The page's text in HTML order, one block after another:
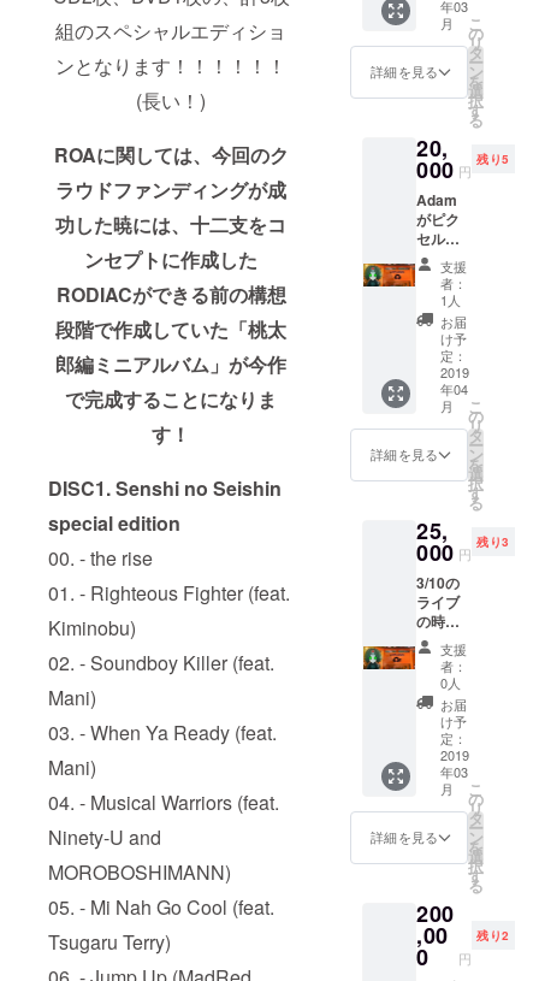
組のスペシャルエディショ
ンとなります！！！！！！
(長い！)
ROAに関しては、今回のク
ラウドファンディングが成
功した暁には、十二支をコ
ンセプトに作成した
RODIACができる前の構想
段階で作成していた「桃太
郎編ミニアルバム」が今作
で完成することになりま
す！
DISC1. Senshi no Seishin
special edition
00. - the rise
01. - Righteous Fighter (feat.
Kiminobu)
02. - Soundboy Killer (feat.
Mani)
03. - When Ya Ready (feat.
Mani)
04. - Musical Warriors (feat.
Ninety-U and
MOROBOSHIMANN)
05. - Mi Nah Go Cool (feat.
Tsugaru Terry)
を予定
してお
りま
す。 ※
東京観
光は
3月11日
午前
中〜夕
方にか
けて、
東京浅
草〜ス
カイツ
リーで
の東京
近郊を
予定し
ており
ます。
※東京観
光に帯
同する
際の飲
食代・
通費等
の付随
する全
ての費
用は支
援者負
担とな
ります
ことご
了承く
ださ
い。 ※
当日は
通訳も
帯同致
しま
す。
Mani)
10. -
Now
(feat.
JFR /
5PM
Promis
e and
HARDB
EAT)
11. -
Senshi
Seishin
(feat.
ROA)
ティス
トグッ
ズ等で
あれば
の場に
ご利用
も問題
御座い
ませ
ん。 ※
映り
方、に
関して
は打ち
合わせ
の際に
決めさ
せて頂
が、可
能な限
えさせ
て頂き
ます。
※遠方の
方から
のデー
タでの
納品で
も問題
ござい
ませ
ん。
す。
交通費
は支援
者負担
となり
ます。
※日本出
2019年
3/12(火)
の予定
です。
※集合時
間・場
所をプ
ロジェ
クト終
了後に
お伝え
させて
頂きま
す。
年03
月
詳細を見る
こ
の
リ
タ
ー
ン
を
選
択
す
る
20,
000 円
残り5
Adam
がピク
セル風
にあな
たの似
顔絵を
描きま
す！ ※
プロ
ジェク
ト終了
後に、
描いて
ほしい
方の顔
がはっ
わかる
もの、
2~3枚お
送りく
ださ
い。
支援
者：
1人
お届
け予
定：
2019
年04
月
詳細を見る
こ
の
リ
タ
ー
ン
を
選
択
す
る
25,
000 円
残り3
3/10の
ライブ
の時に
Adam
があな
たの為
だけに
フリー
スタイ
ルラッ
プをし
ます！
※Sensh
iのライ
ブ中に
ステー
がって
頂き
Adam
があな
支援
者：
0人
お届
け予
定：
2019
年03
月
詳細を見る
こ
の
リ
タ
ー
ン
を
選
択
す
る
200
,00
0 円
残り2